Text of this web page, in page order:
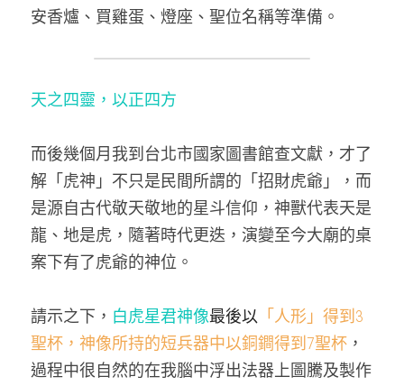
安香爐、買雞蛋、燈座、聖位名稱等準備。
天之四靈，以正四方
而後幾個月我到台北市國家圖書館查文獻，才了
解「虎神」不只是民間所謂的「招財虎爺」，而
是源自古代敬天敬地的星斗信仰，神獸代表天是
龍、地是虎，隨著時代更迭，演變至今大廟的桌
案下有了虎爺的神位。
請示之下， 白虎星君神像最後以 「人形」得到3
聖杯， 神像所持的短兵器中以銅鐧得到7聖杯 ，
過程中很自然的在我腦中浮出法器上圖騰及製作